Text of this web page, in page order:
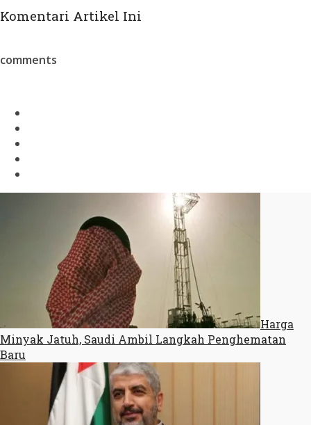
Komentari Artikel Ini
comments
Harga
Minyak Jatuh, Saudi Ambil Langkah Penghematan
Baru